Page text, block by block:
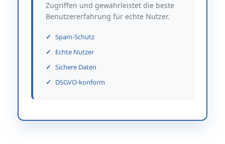
Zugriffen und gewährleistet die beste
Benutzererfahrung für echte Nutzer.
Spam-Schutz
Echte Nutzer
Sichere Daten
DSGVO-konform